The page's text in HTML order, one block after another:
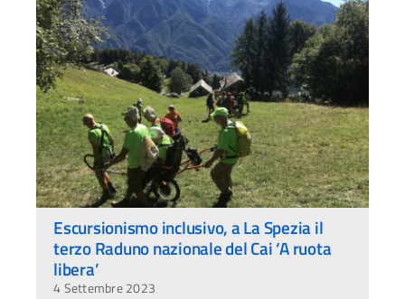
Escursionismo inclusivo, a La Spezia il
terzo Raduno nazionale del Cai ‘A ruota
libera’
4 Settembre 2023